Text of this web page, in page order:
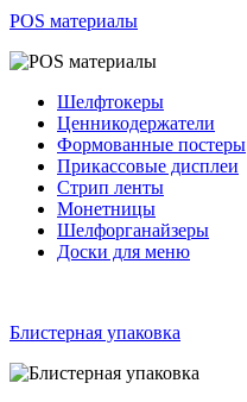
POS материалы
Шелфтокеры
Ценникодержатели
Формованные постеры
Прикассовые дисплеи
Стрип ленты
Монетницы
Шелфорганайзеры
Доски для меню
Блистерная упаковка